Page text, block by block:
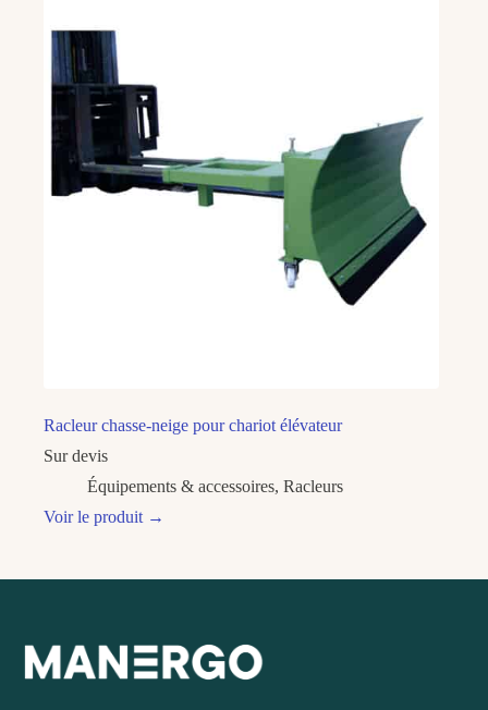
Racleur chasse-neige pour chariot élévateur
Sur devis
Équipements & accessoires, Racleurs
Voir le produit →